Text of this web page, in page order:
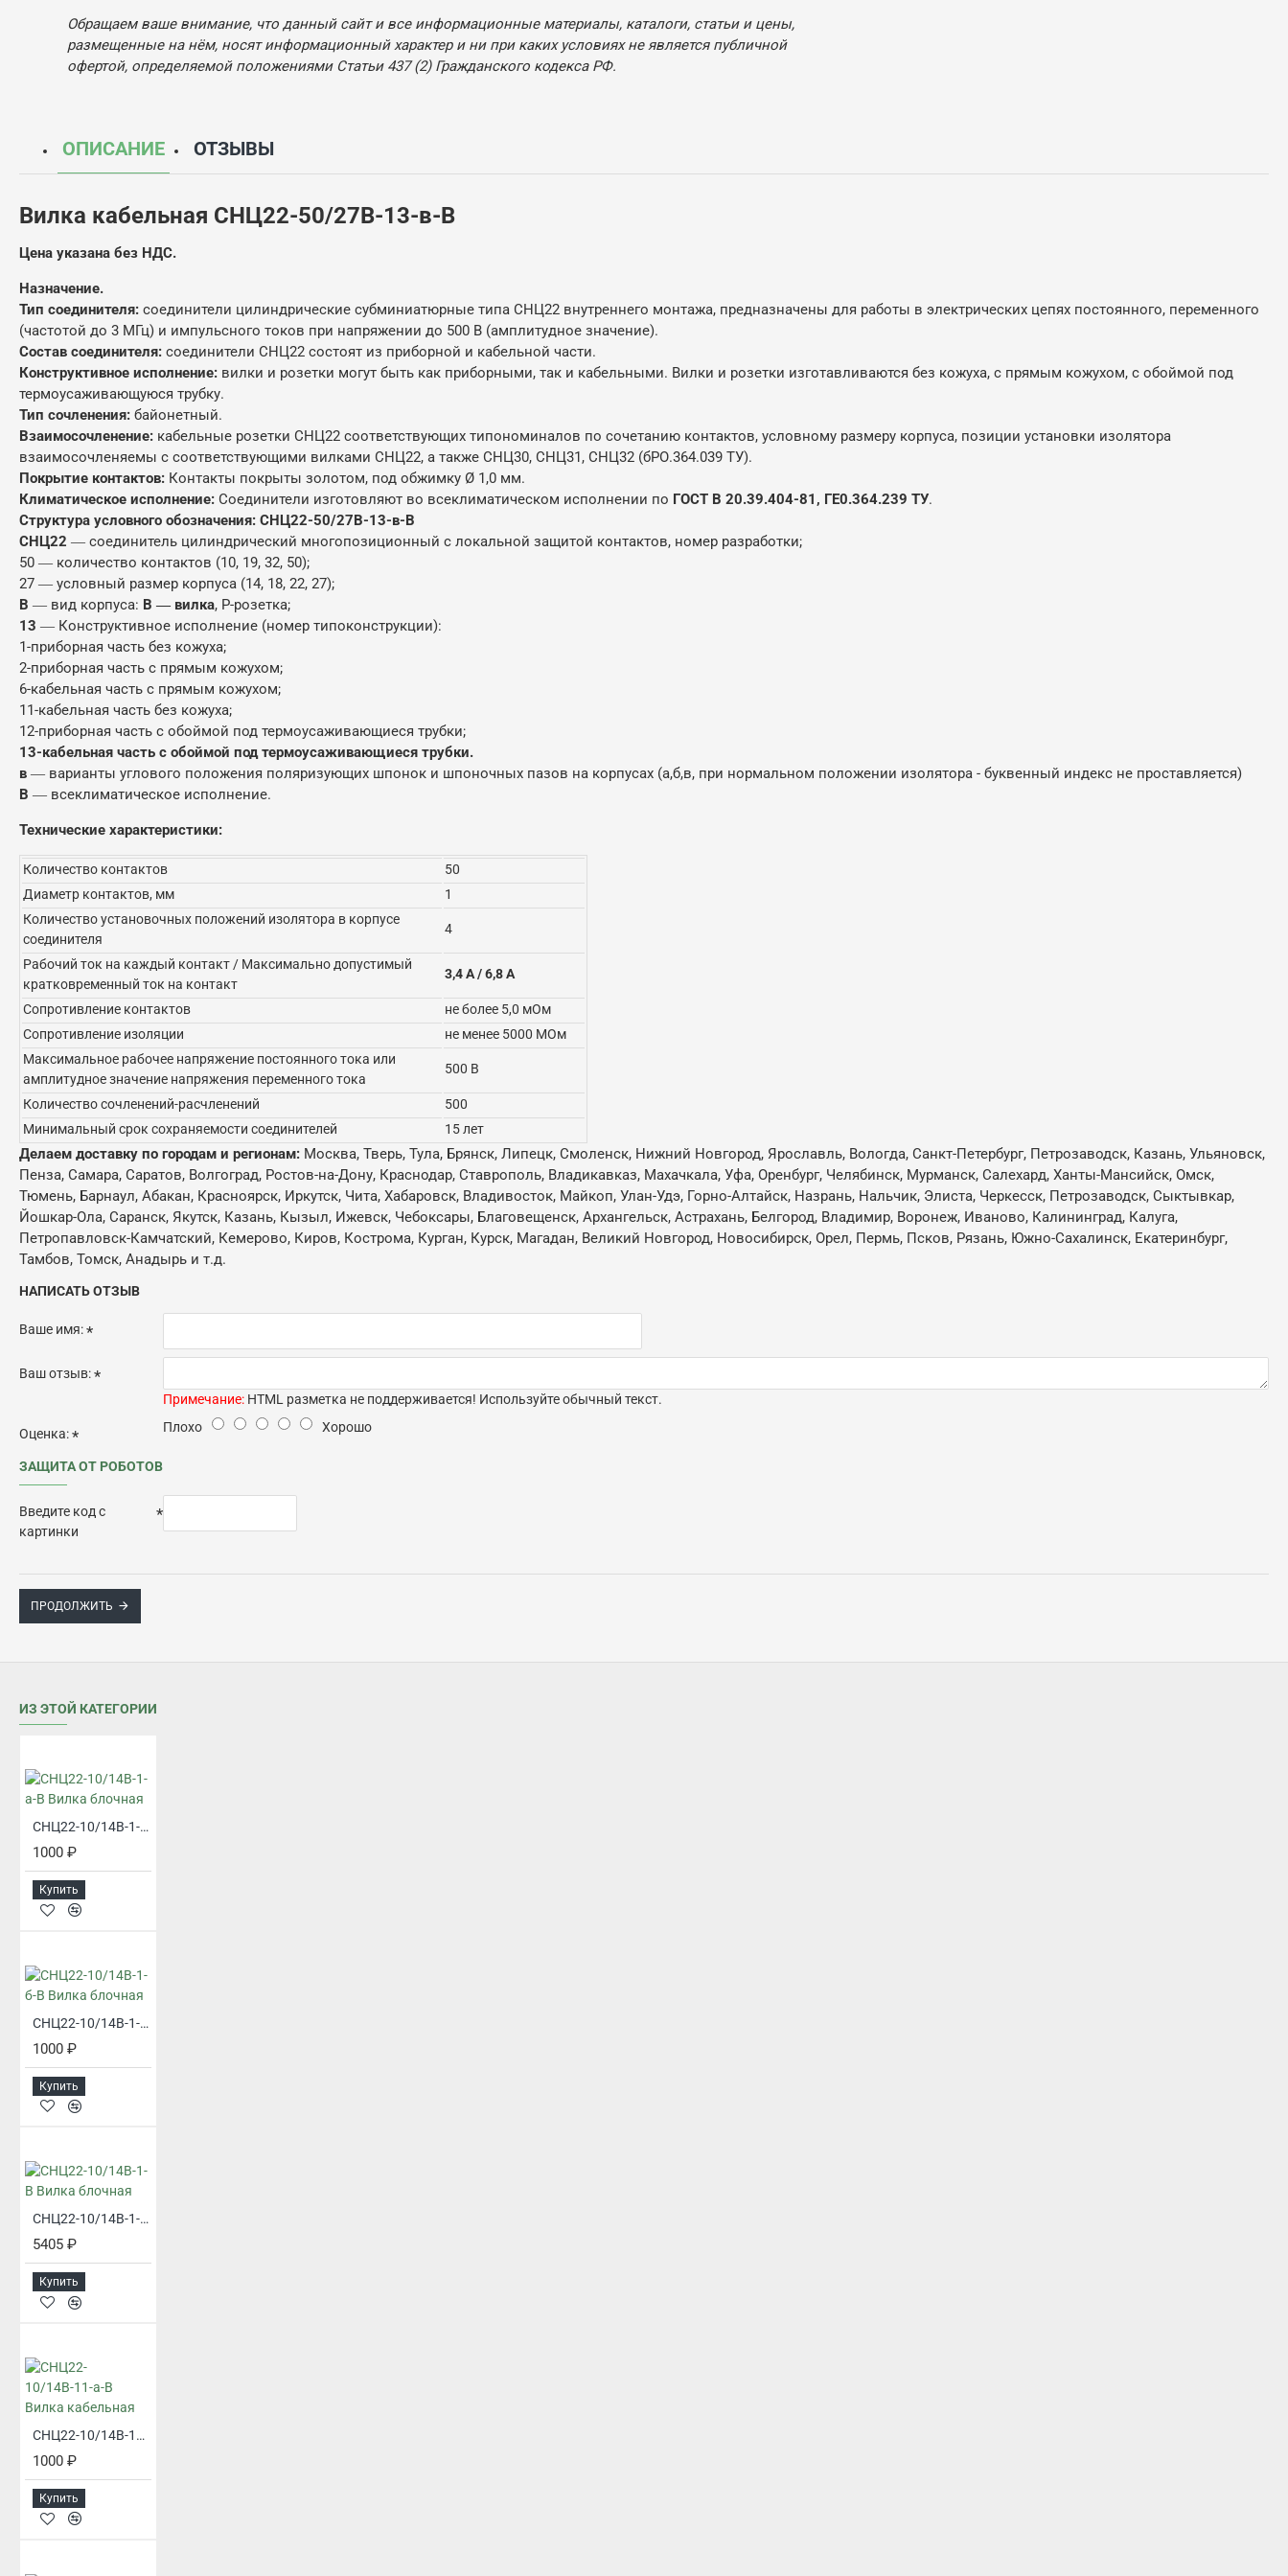
Обращаем ваше внимание, что данный сайт и все информационные материалы, каталоги, статьи и цены,
размещенные на нём, носят информационный характер и ни при каких условиях не является публичной
офертой, определяемой положениями Статьи 437 (2) Гражданского кодекса РФ.
ОПИСАНИЕ ОТЗЫВЫ
Вилка кабельная СНЦ22-50/27В-13-в-В
Цена указана без НДС.
Назначение.
Тип соединителя: соединители цилиндрические субминиатюрные типа СНЦ22 внутреннего монтажа, предназначены для работы в электрических цепях постоянного, переменного
(частотой до 3 МГц) и импульсного токов при напряжении до 500 В (амплитудное значение).
Состав соединителя: соединители СНЦ22 состоят из приборной и кабельной части.
Конструктивное исполнение: вилки и розетки могут быть как приборными, так и кабельными. Вилки и розетки изготавливаются без кожуха, с прямым кожухом, с обоймой под
термоусаживающуюся трубку.
Тип сочленения: байонетный.
Взаимосочленение: кабельные розетки СНЦ22 соответствующих типономиналов по сочетанию контактов, условному размеру корпуса, позиции установки изолятора
взаимосочленяемы с соответствующими вилками СНЦ22, а также СНЦ30, СНЦ31, СНЦ32 (бРО.364.039 ТУ).
Покрытие контактов: Контакты покрыты золотом, под обжимку Ø 1,0 мм.
Климатическое исполнение: Соединители изготовляют во всеклиматическом исполнении по ГОСТ В 20.39.404-81, ГЕ0.364.239 ТУ.
Структура условного обозначения: СНЦ22-50/27В-13-в-В
СНЦ22 ― соединитель цилиндрический многопозиционный с локальной защитой контактов, номер разработки;
50 ― количество контактов (10, 19, 32, 50);
27 ― условный размер корпуса (14, 18, 22, 27);
В ― вид корпуса: В ― вилка, Р-розетка;
13 ― Конструктивное исполнение (номер типоконструкции):
1-приборная часть без кожуха;
2-приборная часть с прямым кожухом;
6-кабельная часть с прямым кожухом;
11-кабельная часть без кожуха;
12-приборная часть с обоймой под термоусаживающиеся трубки;
13-кабельная часть с обоймой под термоусаживающиеся трубки.
в ― варианты углового положения поляризующих шпонок и шпоночных пазов на корпусах (а,б,в, при нормальном положении изолятора - буквенный индекс не проставляется)
В ― всеклиматическое исполнение.
Технические характеристики:
Количество контактов
50
Диаметр контактов, мм
1
Количество установочных положений изолятора в корпусе
соединителя
4
Рабочий ток на каждый контакт / Максимально допустимый
кратковременный ток на контакт
3,4 А / 6,8 А
Сопротивление контактов
не более 5,0 мОм
Сопротивление изоляции
не менее 5000 МОм
Максимальное рабочее напряжение постоянного тока или
амплитудное значение напряжения переменного тока
500 В
Количество сочленений-расчленений
500
Минимальный срок сохраняемости соединителей
15 лет
Делаем доставку по городам и регионам: Москва, Тверь, Тула, Брянск, Липецк, Смоленск, Нижний Новгород, Ярославль, Вологда, Санкт-Петербург, Петрозаводск, Казань, Ульяновск,
Пенза, Самара, Саратов, Волгоград, Ростов-на-Дону, Краснодар, Ставрополь, Владикавказ, Махачкала, Уфа, Оренбург, Челябинск, Мурманск, Салехард, Ханты-Мансийск, Омск,
Тюмень, Барнаул, Абакан, Красноярск, Иркутск, Чита, Хабаровск, Владивосток, Майкоп, Улан-Удэ, Горно-Алтайск, Назрань, Нальчик, Элиста, Черкесск, Петрозаводск, Сыктывкар,
Йошкар-Ола, Саранск, Якутск, Казань, Кызыл, Ижевск, Чебоксары, Благовещенск, Архангельск, Астрахань, Белгород, Владимир, Воронеж, Иваново, Калининград, Калуга,
Петропавловск-Камчатский, Кемерово, Киров, Кострома, Курган, Курск, Магадан, Великий Новгород, Новосибирск, Орел, Пермь, Псков, Рязань, Южно-Сахалинск, Екатеринбург,
Тамбов, Томск, Анадырь и т.д.
НАПИСАТЬ ОТЗЫВ
Ваше имя:
Ваш отзыв:
Примечание: HTML разметка не поддерживается! Используйте обычный текст.
Оценка: Плохо Хорошо
ЗАЩИТА ОТ РОБОТОВ
Введите код с
картинки
ПРОДОЛЖИТЬ
ИЗ ЭТОЙ КАТЕГОРИИ
СНЦ22-10/14В-1-а-В Вилка блочная
1000 ₽
Купить
СНЦ22-10/14В-1-б-В Вилка блочная
1000 ₽
Купить
СНЦ22-10/14В-1-В Вилка блочная
5405 ₽
Купить
СНЦ22-10/14В-11-а-В Вилка кабельная
1000 ₽
Купить